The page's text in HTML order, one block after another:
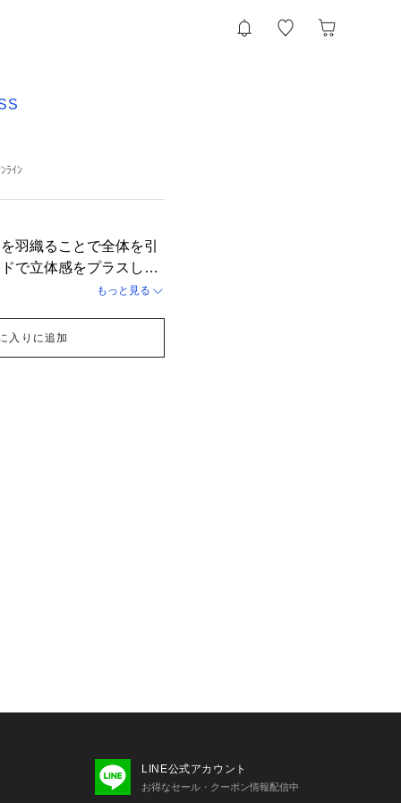
ﾗｲﾝ
羽織ることで全体を引
で立体感をプラスし、
イルにしました。
もっと見る
入りに追加
LINE公式アカウント
お得なセール・クーポン情報配信中